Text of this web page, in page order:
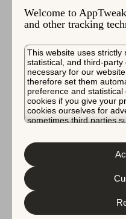
Welcome to
and other tracking
This website uses strictly
statistical, and third-
necessary for our
therefore set them
preference and
cookies if you give your
cookies ourselves for
sometimes third parties
about the protection of
different cookies we use,
&
. You
and preferences by
ローカライゼーシ
レポートの詳細：
増分分析
グローバル分析
チームワークの詳細
チーム用ワークス
コンサルティング